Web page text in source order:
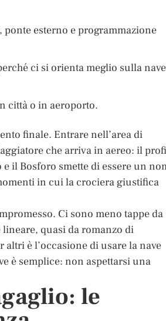
esterno e programmazione
ci si orienta meglio sulla
città o in aeroporto.
finale. Entrare nell’area di
che arriva in aereo: il
il Bosforo smette di essere un
in cui la crociera giustifica
Ci sono meno tappe da
quasi da romanzo di
è l’occasione di usare la nave
è semplice: non aspettarsi una
le